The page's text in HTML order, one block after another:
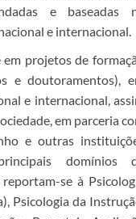
e baseadas
e internacional.
em projetos de
e doutoramentos),
e internacional,
em parceria
e outras
domínios
se à
Psicologia da